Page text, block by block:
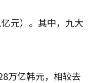
元）。其中，九大
万亿韩元，相较去